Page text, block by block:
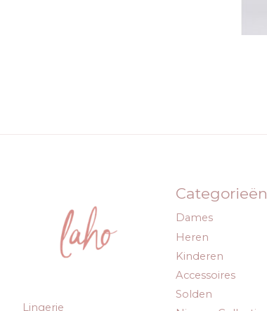
Lingerie
Categorieën
Dames
Heren
Kinderen
Accessoires
Solden